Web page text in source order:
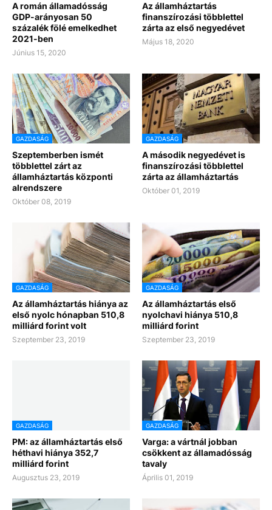
A román államadósság
GDP-arányosan 50
százalék fölé emelkedhet
2021-ben
Június 15, 2020
Az államháztartás
finanszírozási többlettel
zárta az első negyedévet
Május 18, 2020
GAZDASÁG
Szeptemberben ismét
többlettel zárt az
államháztartás központi
alrendszere
Október 08, 2019
GAZDASÁG
A második negyedévet is
finanszírozási többlettel
zárta az államháztartás
Október 01, 2019
GAZDASÁG
Az államháztartás hiánya az
első nyolc hónapban 510,8
milliárd forint volt
Szeptember 23, 2019
GAZDASÁG
Az államháztartás első
nyolchavi hiánya 510,8
milliárd forint
Szeptember 23, 2019
GAZDASÁG
PM: az államháztartás első
héthavi hiánya 352,7
milliárd forint
Augusztus 23, 2019
GAZDASÁG
Varga: a vártnál jobban
csökkent az államadósság
tavaly
Április 01, 2019